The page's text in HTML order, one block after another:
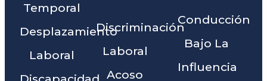
Temporal
Desplazamiento
Laboral
Discriminación
Laboral
Acoso
Conducción
Bajo La
Influencia